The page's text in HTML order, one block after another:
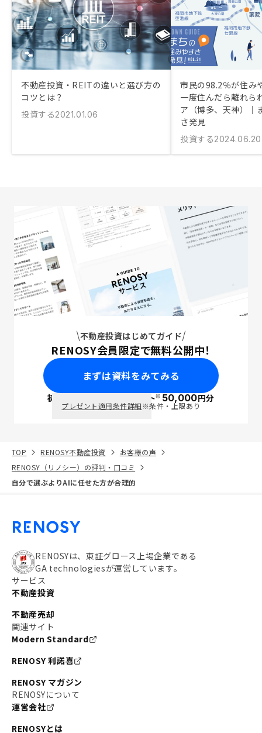
不動産投資・REITの違いと選び方の
コツとは？
投資する2021.01.06
市民の98.2％が住み
一度住んだら離れら
ア（博多、天神）｜
さ発見
投資する2024.06.20
不動産投資はじめてガイド
RENOSY会員限定で無料公開中！
まずは資料をみてみる
初回面談で ポイント※50,000円分
プレゼント適用条件詳細※条件・上限あり
TOP RENOSY不動産投資
お客様の声
RENOSY（リノシー）の評判・口コミ
自分で選ぶよりAIに任せた方が合理的
RENOSYは、東証グロース上場企業である
GA technologiesが運営しています。
サービス
不動産投資
不動産売却
関連サイト
Modern Standard
RENOSY 利諾喜
RENOSY マガジン
RENOSYについて
運営会社
RENOSYとは